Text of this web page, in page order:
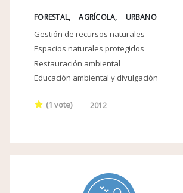
FORESTAL AGRÍCOLA URBANO
Gestión de recursos naturales
Espacios naturales protegidos
Restauración ambiental
Educación ambiental y divulgación
(1 vote) 2012